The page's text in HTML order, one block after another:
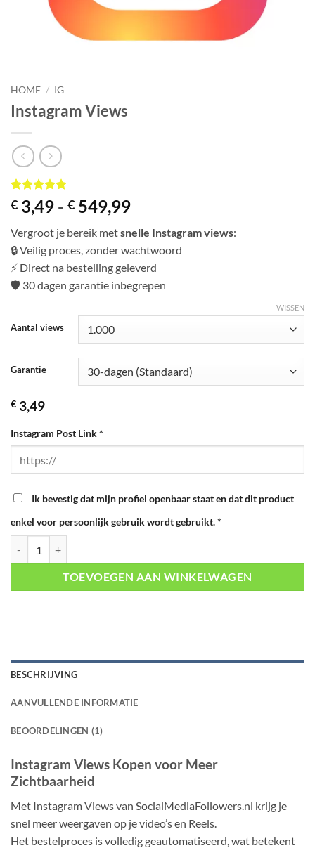
HOME / IG
Instagram Views
Gewaardeerd
5op 5
op
1
klantbeoordeling
€ 3,49 - € 549,99Prijsklasse:
tot
€ 549,99
Vergroot je bereik metsnelle Instagram views:
🔒 Veilig proces, zonder wachtwoord
⚡ Direct na bestelling geleverd
🛡️ 30 dagen garantie inbegrepen
Aantal views
Garantie
WISSEN
€ 3,49
Instagram Post Link*
Ik bevestig dat mijn profiel openbaar staat en dat dit product
enkel voor persoonlijk gebruik wordt gebruikt.*
TOEVOEGEN AAN WINKELWAGEN
BESCHRIJVING
AANVULLENDE INFORMATIE
BEOORDELINGEN (1)
Instagram Views Kopen voor Meer
Zichtbaarheid
Met Instagram Views van SocialMediaFollowers.nl krijg je
snel meer weergaven op je video’s en Reels.
Het bestelproces is volledig geautomatiseerd, wat betekent